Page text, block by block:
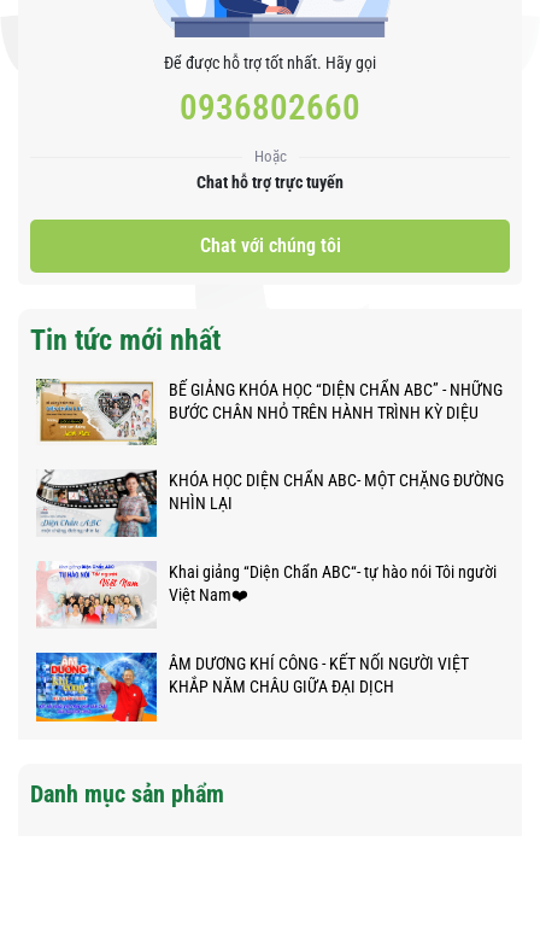
Để được hỗ trợ tốt nhất. Hãy gọi
0936802660
Hoặc
Chat hỗ trợ trực tuyến
Chat với chúng tôi
Tin tức mới nhất
BẾ GIẢNG KHÓA HỌC “DIỆN CHẨN ABC” - NHỮNG
BƯỚC CHÂN NHỎ TRÊN HÀNH TRÌNH KỲ DIỆU
KHÓA HỌC DIỆN CHẨN ABC- MỘT CHẶNG ĐƯỜNG
NHÌN LẠI
Khai giảng “Diện Chẩn ABC“- tự hào nói Tôi người
Việt Nam❤️
ÂM DƯƠNG KHÍ CÔNG - KẾT NỐI NGƯỜI VIỆT
KHẮP NĂM CHÂU GIỮA ĐẠI DỊCH
Danh mục sản phẩm